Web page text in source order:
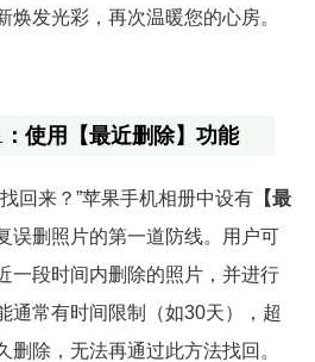
焕发光彩，再次温暖您的心房。
使用 【最近删除】 功能
回来？”苹果手机相册中设有【最
误删照片的第一道防线。用户可
一段时间内删除的照片，并进行
通常有时间限制（如30天），超
删除，无法再通过此方法找回。